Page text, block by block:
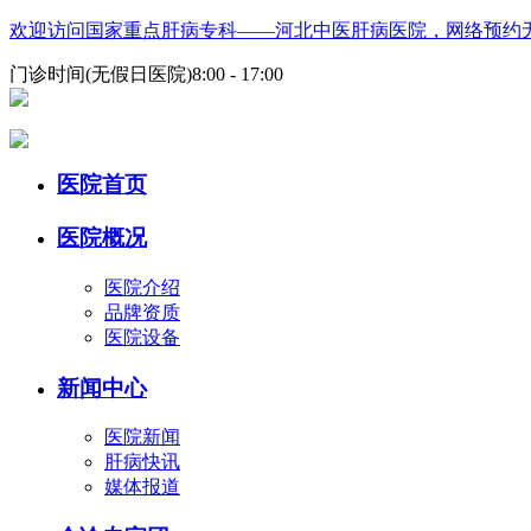
欢迎访问国家重点肝病专科——河北中医肝病医院，网络预约
门诊时间(无假日医院)8:00 - 17:00
医院首页
医院概况
医院介绍
品牌资质
医院设备
新闻中心
医院新闻
肝病快讯
媒体报道